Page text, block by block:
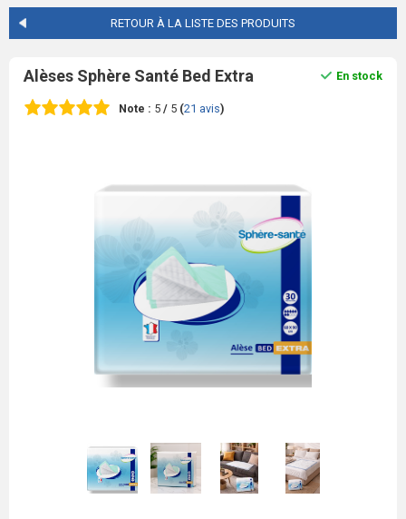
RETOUR À LA LISTE DES PRODUITS
En stock
Alèses Sphère Santé Bed Extra
Note : 5 / 5 (21 avis)